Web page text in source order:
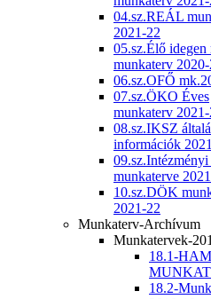
04.sz.REÁL
2021-22
05.sz.Élő
munkaterv 2020-
06.sz.OFŐ
07.sz.ÖKO Éves
munkaterv
08.sz.IKSZ
információk
09.sz.Intézményi
munkaterve
10.sz.DÖK
2021-22
Munkaterv-Archívum
Munkatervek-
18.1-
18.2-